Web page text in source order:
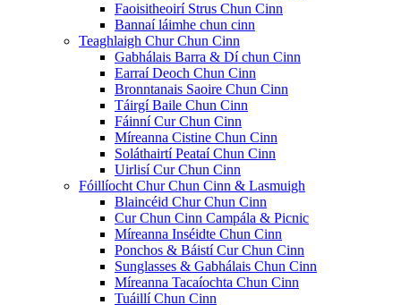
Faoisitheoirí Strus Chun Cinn
Bannaí láimhe chun cinn
Teaghlaigh Chur Chun Cinn
Gabhálais Barra & Dí chun Cinn
Earraí Deoch Chun Cinn
Bronntanais Saoire Chun Cinn
Táirgí Baile Chun Cinn
Fáinní Cur Chun Cinn
Míreanna Cistine Chun Cinn
Soláthairtí Peataí Chun Cinn
Uirlisí Cur Chun Cinn
Fóillíocht Chur Chun Cinn & Lasmuigh
Blaincéid Chur Chun Cinn
Cur Chun Cinn Campála & Picnic
Míreanna Inséidte Chun Cinn
Ponchos & Báistí Cur Chun Cinn
Sunglasses & Gabhálais Chun Cinn
Míreanna Tacaíochta Chun Cinn
Tuáillí Chun Cinn